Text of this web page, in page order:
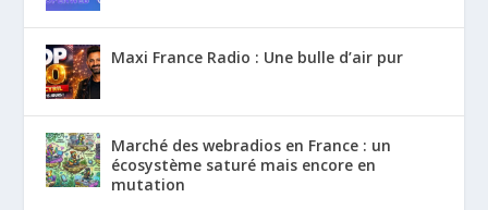
Maxi France Radio : Une bulle d’air pur
Marché des webradios en France : un
écosystème saturé mais encore en
mutation